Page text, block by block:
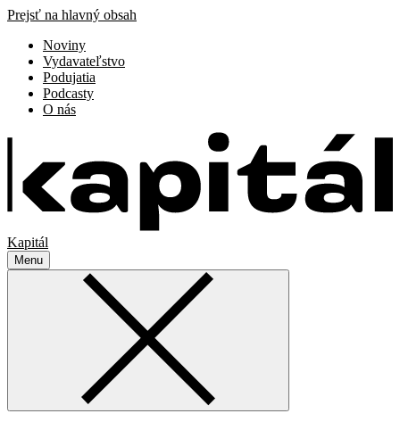
Prejsť na hlavný obsah
Noviny
Vydavateľstvo
Podujatia
Podcasty
O nás
Kapitál
Menu